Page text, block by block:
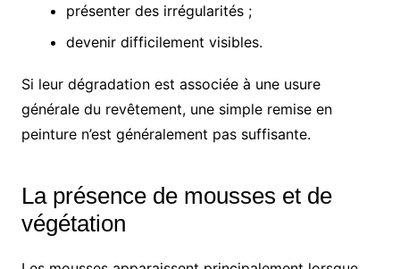
présenter des irrégularités ;
devenir difficilement visibles.
Si leur dégradation est associée à une usure
générale du revêtement, une simple remise en
peinture n’est généralement pas suffisante.
La présence de mousses et de
végétation